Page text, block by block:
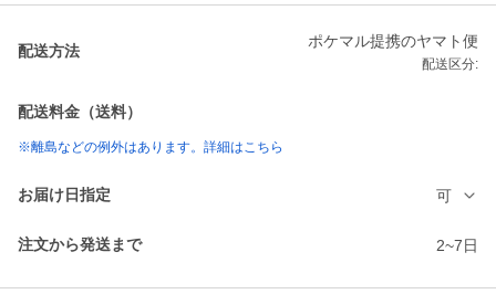
配送方法
ポケマル提携のヤマト便
配送区分:
配送料金（送料）
※離島などの例外はあります。詳細はこちら
お届け日指定 可
注文から発送まで 2~7日